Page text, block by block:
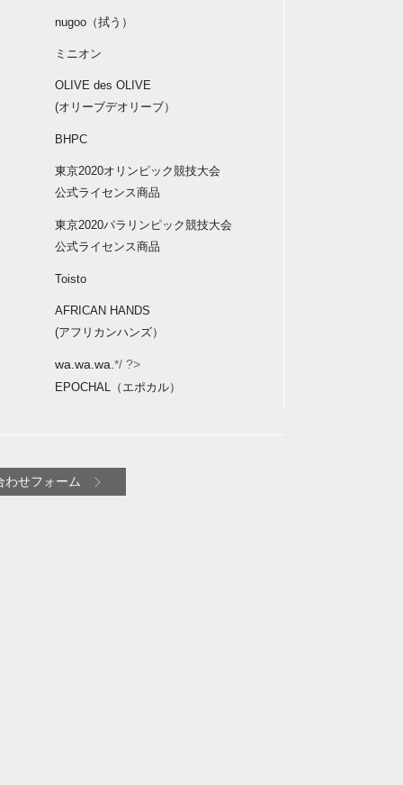
nugoo（拭う）
ミニオン
OLIVE des OLIVE
(オリーブデオリーブ）
BHPC
東京2020オリンピック競技大会
公式ライセンス商品
東京2020パラリンピック競技大会
公式ライセンス商品
Toisto
AFRICAN HANDS
(アフリカンハンズ）
wa.wa.wa. */ ?>
EPOCHAL（エポカル）
わせフォーム